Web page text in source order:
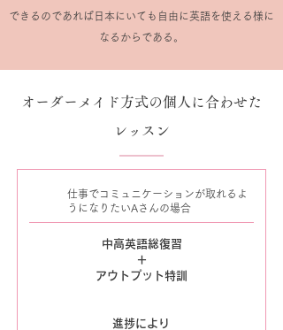
できるのであれば日本にいても自由に英語を使える様に
なるからである。
オーダーメイド方式の個人に合わせた
レッスン
仕事でコミュニケーションが取れるよ
うになりたいAさんの場合
中高英語総復習
＋
​アウトプット特訓
進捗により